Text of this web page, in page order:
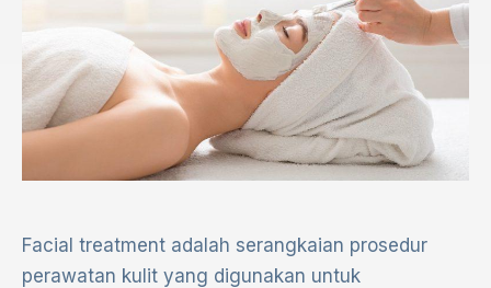
Facial treatment adalah serangkaian prosedur
perawatan kulit yang digunakan untuk